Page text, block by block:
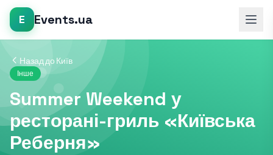
E Events.ua
Назад до Київ
Інше
Summer Weekend у
ресторані-гриль «Київська
Реберня»